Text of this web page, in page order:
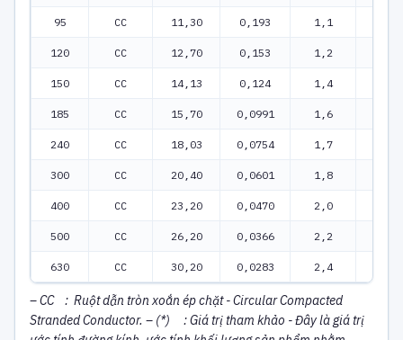
95 CC 11,30 0,193 1,1
120 CC 12,70 0,153 1,2
150 CC 14,13 0,124 1,4
185 CC 15,70 0,0991 1,6
240 CC 18,03 0,0754 1,7
300 CC 20,40 0,0601 1,8
400 CC 23,20 0,0470 2,0
500 CC 26,20 0,0366 2,2
630 CC 30,20 0,0283 2,4
– CC : Ruột dẫn tròn xoắn ép chặt - Circular Compacted
Stranded Conductor. – (*) : Giá trị tham khảo - Đây là giá trị